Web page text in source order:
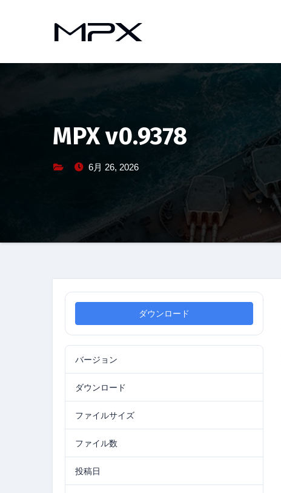
MPX v0.9378
6月 26, 2026
ダウンロード
バージョン
ダウンロード
ファイルサイズ
ファイル数
投稿日